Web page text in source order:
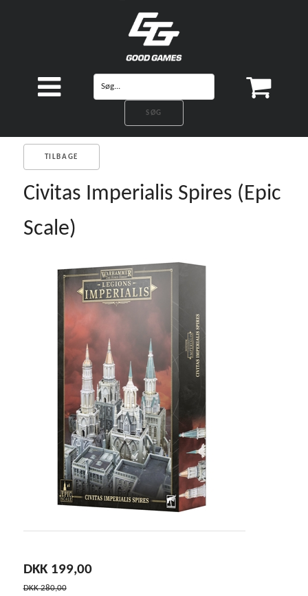
TILBAGE
Civitas Imperialis Spires (Epic
Scale)
DKK 199,00
DKK 280,00